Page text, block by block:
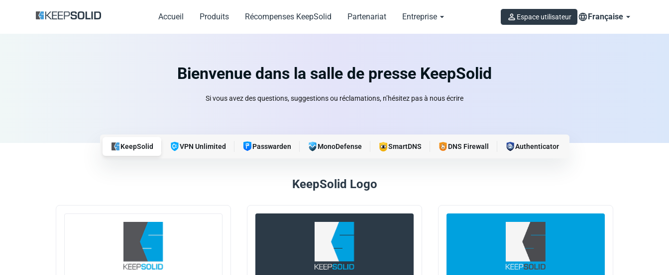
Accueil Produits Récompenses KeepSolid Partenariat Entreprise Espace utilisateur Française
Bienvenue dans la salle de presse KeepSolid
Si vous avez des questions, suggestions ou réclamations, n’hésitez pas à nous écrire
KeepSolid VPN Unlimited Passwarden MonoDefense SmartDNS DNS Firewall Authenticator
KeepSolid Logo